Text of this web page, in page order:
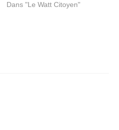
Dans "Le Watt Citoyen"